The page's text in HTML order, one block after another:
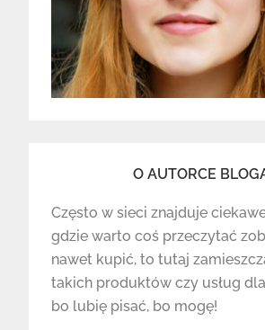
O AUTORCE
Często w sieci znajduje
gdzie warto coś przeczytać
nawet kupić, to tutaj
takich produktów czy usług
bo lubię pisać, bo mogę!